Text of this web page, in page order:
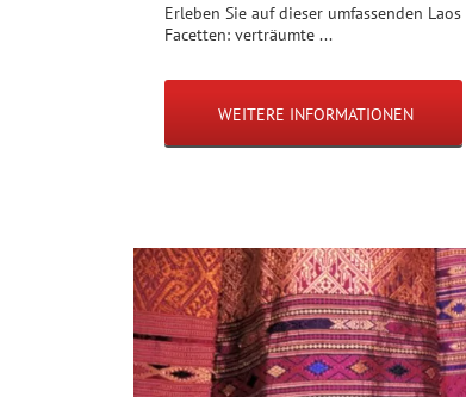
Erleben Sie auf dieser umfassenden
Facetten: verträumte ...
WEITERE INFORMATIONEN